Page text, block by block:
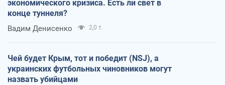
экономического кризиса. Есть ли свет в
конце туннеля?
Вадим Денисенко 2,0 т.
Чей будет Крым, тот и победит (NSJ), а
украинских футбольных чиновников могут
назвать убийцами